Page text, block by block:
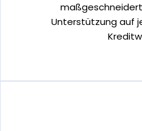
Unterstützung auf